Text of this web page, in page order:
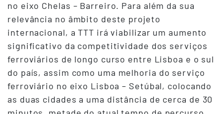
no eixo Chelas – Barreiro. Para além da sua
relevância no âmbito deste projeto
internacional, a TTT irá viabilizar um aumento
significativo da competitividade dos serviços
ferroviários de longo curso entre Lisboa e o sul
do país, assim como uma melhoria do serviço
ferroviário no eixo Lisboa – Setúbal, colocando
as duas cidades a uma distância de cerca de 30